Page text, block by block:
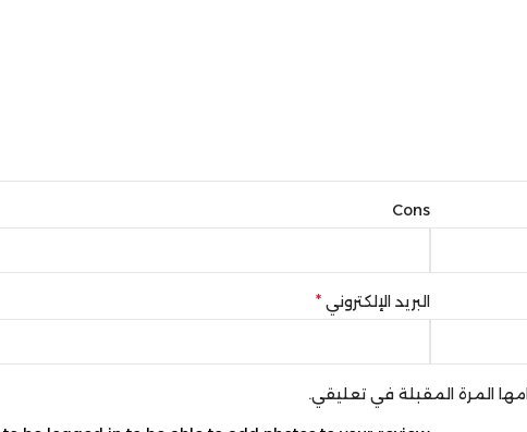
Cons
البريد الإلكتروني *
المرة المقبلة في تعليقي.